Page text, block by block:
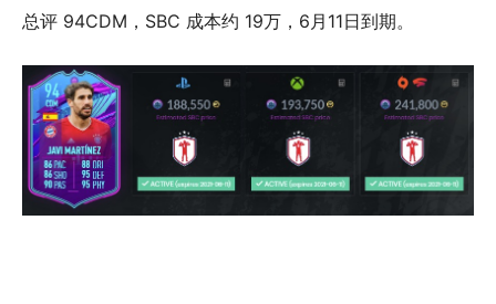
总评 94CDM，SBC 成本约 19万，6月11日到期。